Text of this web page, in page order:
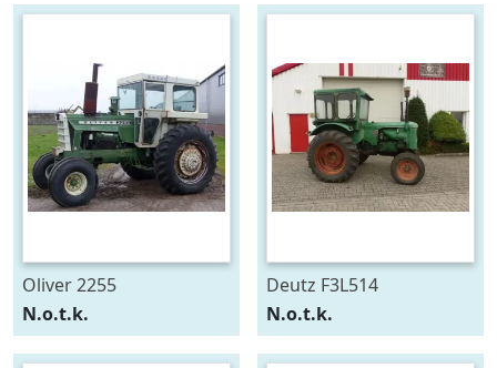
Oliver 2255
N.o.t.k.
Deutz F3L514
N.o.t.k.